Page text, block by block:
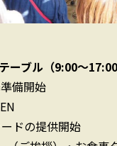
ーブル（9:00〜17:00
備開始
ドの提供開始